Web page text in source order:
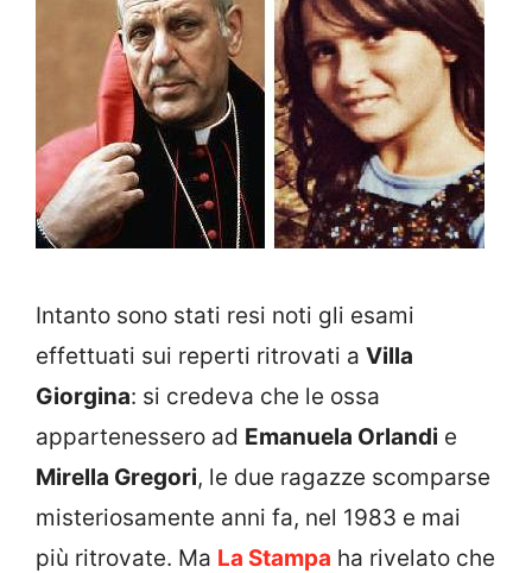
Intanto sono stati resi noti gli esami
effettuati sui reperti ritrovati a Villa
Giorgina: si credeva che le ossa
appartenessero ad Emanuela Orlandi e
Mirella Gregori, le due ragazze scomparse
misteriosamente anni fa, nel 1983 e mai
più ritrovate. Ma La Stampa ha rivelato che